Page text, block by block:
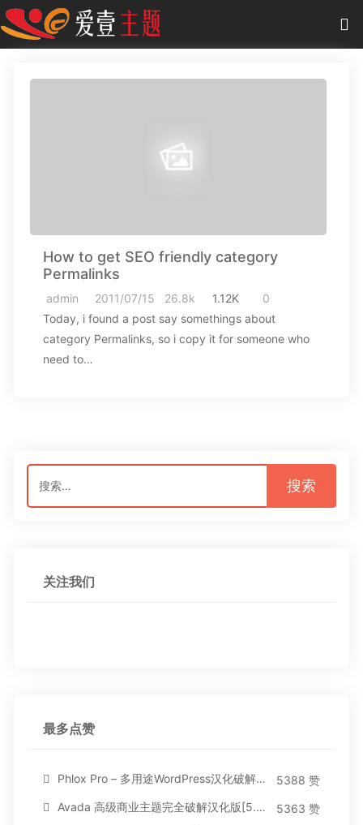
How to get SEO friendly category
Permalinks
admin 2011/07/15 26.8k 1.12K
0
Today, i found a post say somethings about
category Permalinks, so i copy it for someone who
need to…
搜
索：
关注我们
最多点赞
Phlox Pro – 多用途WordPress汉化破解主题[5.1.12]
5388 赞
Avada 高级商业主题完全破解汉化版[5.8.2]
5363 赞